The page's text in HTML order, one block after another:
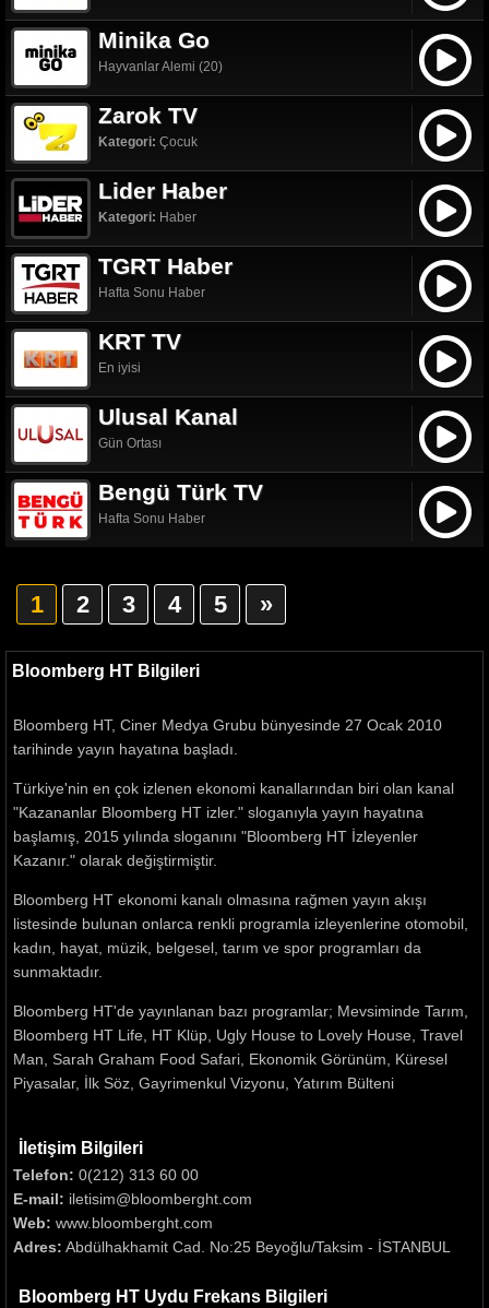
Minika Go
Hayvanlar Alemi (20)
Zarok TV
Kategori: Çocuk
Lider Haber
Kategori: Haber
TGRT Haber
Hafta Sonu Haber
KRT TV
En iyisi
Ulusal Kanal
Gün Ortası
Bengü Türk TV
Hafta Sonu Haber
1 2 3 4 5 »
Bloomberg HT Bilgileri
Bloomberg HT, Ciner Medya Grubu bünyesinde 27 Ocak 2010
tarihinde yayın hayatına başladı.
Türkiye'nin en çok izlenen ekonomi kanallarından biri olan kanal
"Kazananlar Bloomberg HT izler." sloganıyla yayın hayatına
başlamış, 2015 yılında sloganını "Bloomberg HT İzleyenler
Kazanır." olarak değiştirmiştir.
Bloomberg HT ekonomi kanalı olmasına rağmen yayın akışı
listesinde bulunan onlarca renkli programla izleyenlerine otomobil,
kadın, hayat, müzik, belgesel, tarım ve spor programları da
sunmaktadır.
Bloomberg HT'de yayınlanan bazı programlar; Mevsiminde Tarım,
Bloomberg HT Life, HT Klüp, Ugly House to Lovely House, Travel
Man, Sarah Graham Food Safari, Ekonomik Görünüm, Küresel
Piyasalar, İlk Söz, Gayrimenkul Vizyonu, Yatırım Bülteni
İletişim Bilgileri
Telefon: 0(212) 313 60 00
E-mail: iletisim@bloomberght.com
Web: www.bloomberght.com
Adres: Abdülhakhamit Cad. No:25 Beyoğlu/Taksim - İSTANBUL
Bloomberg HT Uydu Frekans Bilgileri